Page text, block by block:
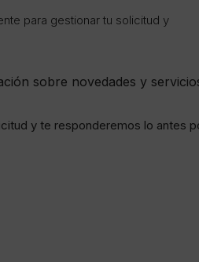
para gestionar tu solicitud y
sobre novedades y
y te responderemos lo antes